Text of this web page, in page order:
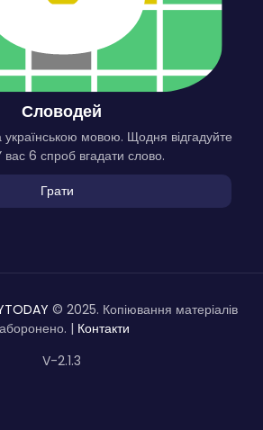
Словодей
мовою. Щодня відгадуйте
6 спроб вгадати слово.
Грати
© 2025. Копіювання матеріалів
| Контакти
V-2.1.3